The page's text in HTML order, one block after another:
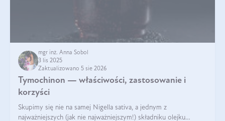
mgr inż. Anna Sobol
3 lis 2025
Zaktualizowano 5 sie 2026
Tymochinon — właściwości, zastosowanie i
korzyści
Skupimy się nie na samej Nigella sativa, a jednym z
najważniejszych (jak nie najważniejszym!) składniku olejku